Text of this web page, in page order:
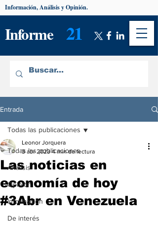
Informe 21
Información, Análisis y Opinión.
Entrada
Todas las publicaciones
Análisis
Opinión
Información
De interés
Todas las publicaciones
Las noticias en
economía de hoy
#3Abr en Venezuela
Leonor Jorquera
3 abr 2023 4 min de lectura